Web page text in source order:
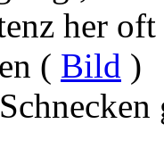
her
( Bild )